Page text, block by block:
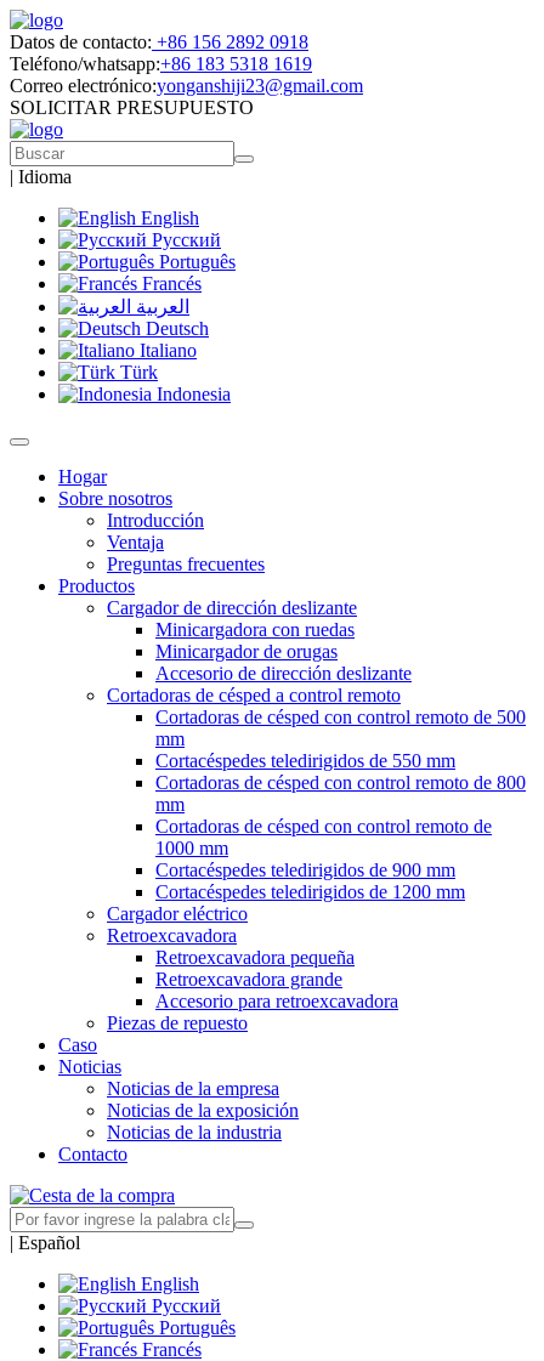
Datos de contacto: +86 156 2892 0918
Teléfono/whatsapp:+86 183 5318 1619
Correo electrónico:yonganshiji23@gmail.com
SOLICITAR PRESUPUESTO
| Idioma
English
Русский
Português
Francés
العربية
Deutsch
Italiano
Türk
Indonesia
Hogar
Sobre nosotros
Introducción
Ventaja
Preguntas frecuentes
Productos
Cargador de dirección deslizante
Minicargadora con ruedas
Minicargador de orugas
Accesorio de dirección deslizante
Cortadoras de césped a control remoto
Cortadoras de césped con control remoto de 500
mm
Cortacéspedes teledirigidos de 550 mm
Cortadoras de césped con control remoto de 800
mm
Cortadoras de césped con control remoto de
1000 mm
Cortacéspedes teledirigidos de 900 mm
Cortacéspedes teledirigidos de 1200 mm
Cargador eléctrico
Retroexcavadora
Retroexcavadora pequeña
Retroexcavadora grande
Accesorio para retroexcavadora
Piezas de repuesto
Caso
Noticias
Noticias de la empresa
Noticias de la exposición
Noticias de la industria
Contacto
| Español
English
Русский
Português
Francés